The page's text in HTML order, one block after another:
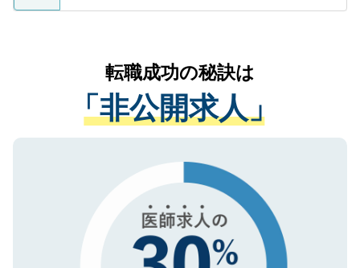
ているすべての個人データはご本人の許可
は、個人情報の取り扱いについての厳密な
管理基準を満たした事業者のみに付与され
る、プライバシーマークを取得済みです。
で、機密保持に関してもご安心ください。
かがいして、現在の医療機関の状況や紹介
経験をまじえながら、適切なアドバイスを
させていただきます。すぐにご転職をされ
ない方には、長期的なサポートが可能です
ので、まずはご登録ください。
転職成功の秘訣は
「非公開求人」